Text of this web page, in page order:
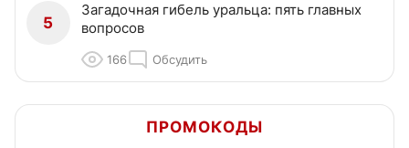
5
Загадочная гибель уральца: пять главных
вопросов
166 Обсудить
ПРОМОКОДЫ